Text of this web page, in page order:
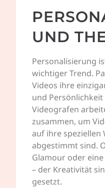
UND
Personalisierung
wichtiger Trend.
Videos ihre
und
Videografen
zusammen, um
auf ihre speziellen
abgestimmt sind.
Glamour oder
– der Kreativität
gesetzt.